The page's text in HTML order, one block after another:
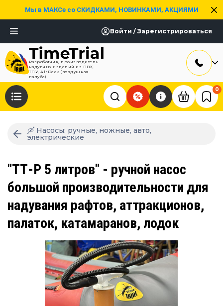
Мы в МАКСе со СКИДКАМИ, НОВИНКАМИ, АКЦИЯМИ
Войти / Зарегистрироваться
Разработчик, производитель
надувных изделий из ПВХ,
ТПУ, AirDeck (воздушная
палуба)
0
🛶 Насосы: ручные, ножные, авто,
электрические
"ТТ-Р 5 литров" - ручной насос
большой производительности для
надувания рафтов, аттракционов,
палаток, катамаранов, лодок